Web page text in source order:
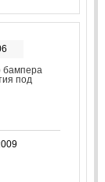
бампера
под